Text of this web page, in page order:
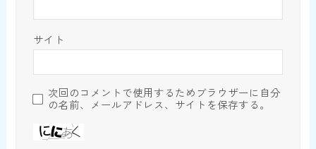
サイト
次回のコメントで使用するためブラウザーに自分
の名前、メールアドレス、サイトを保存する。